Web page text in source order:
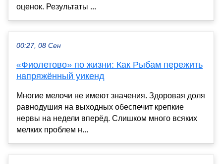
оценок. Результаты ...
00:27, 08 Сен
«Фиолетово» по жизни: Как Рыбам пережить
напряжённый уикенд
Многие мелочи не имеют значения. Здоровая доля
равнодушия на выходных обеспечит крепкие
нервы на недели вперёд. Слишком много всяких
мелких проблем н...